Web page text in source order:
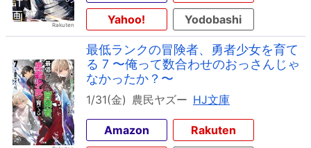
Yahoo!
Yodobashi
最低ランクの冒険者、勇者少女を育て
る 7 〜俺って数合わせのおっさんじゃ
なかったか？〜
1/31(金) 農民ヤズー HJ文庫
Amazon
Rakuten